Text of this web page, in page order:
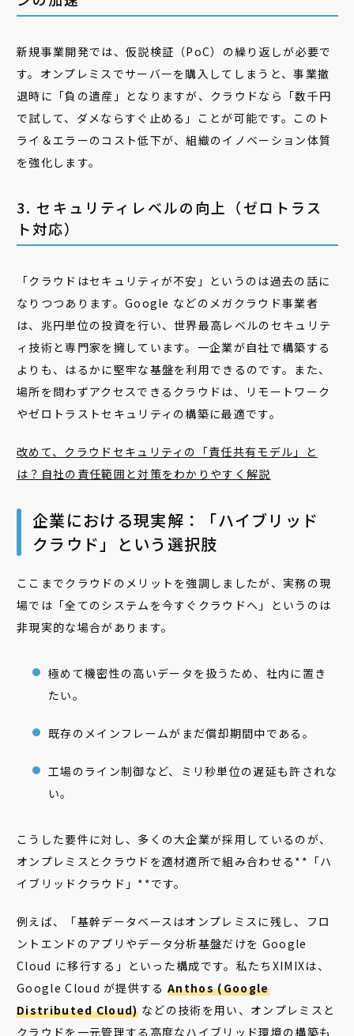
新規事業開発では、仮説検証（PoC）の繰り返しが必要で
す。オンプレミスでサーバーを購入してしまうと、事業撤
退時に「負の遺産」となりますが、クラウドなら「数千円
で試して、ダメならすぐ止める」ことが可能です。このト
ライ＆エラーのコスト低下が、組織のイノベーション体質
を強化します。
3. セキュリティレベルの向上（ゼロトラス
ト対応）
「クラウドはセキュリティが不安」というのは過去の話に
なりつつあります。Google などのメガクラウド事業者
は、兆円単位の投資を行い、世界最高レベルのセキュリテ
ィ技術と専門家を擁しています。一企業が自社で構築する
よりも、はるかに堅牢な基盤を利用できるのです。また、
場所を問わずアクセスできるクラウドは、リモートワーク
やゼロトラストセキュリティの構築に最適です。
改めて、クラウドセキュリティの「責任共有モデル」と
は？自社の責任範囲と対策をわかりやすく解説
企業における現実解：「ハイブリッド
クラウド」という選択肢
ここまでクラウドのメリットを強調しましたが、実務の現
場では「全てのシステムを今すぐクラウドへ」というのは
非現実的な場合があります。
極めて機密性の高いデータを扱うため、社内に置き
たい。
既存のメインフレームがまだ償却期間中である。
工場のライン制御など、ミリ秒単位の遅延も許されな
い。
こうした要件に対し、多くの大企業が採用しているのが、
オンプレミスとクラウドを適材適所で組み合わせる**「ハ
イブリッドクラウド」**です。
例えば、「基幹データベースはオンプレミスに残し、フロ
ントエンドのアプリやデータ分析基盤だけを Google
Cloud に移行する」といった構成です。私たちXIMIXは、
Google Cloud が提供するAnthos (Google
Distributed Cloud)などの技術を用い、オンプレミスと
クラウドを一元管理する高度なハイブリッド環境の構築も